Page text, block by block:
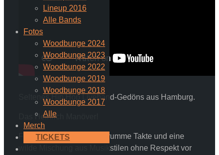
Lineup 2016
Alle Bands
Fotos
Woodbunge 2024
Woodbunge 2023
Woodbunge 2022
Woodbunge 2019
Woodbunge 2018
Woodbunge 2017
Alle
Merch
TICKETS
Seltenes Hip Hop Liveband-Gedöns aus Hamburg.
Das Heinrich Manöver!
Fünf Köpfe, 1000 Ideen, krumme Takte und eine
wilde Mischung aus Musikstilen ohne Respekt vor